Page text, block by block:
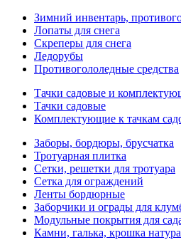
Зимний инвентарь,
Лопаты для снега
Скреперы для снега
Ледорубы
Противогололедные средства
Тачки садовые и
Тачки садовые
Комплектующие к тачкам
Заборы, бордюры, брусчатка
Тротуарная плитка
Сетки, решетки для тротуара
Сетка для ограждений
Ленты бордюрные
Заборчики и ограды для
Модульные покрытия для
Камни, галька, крошка